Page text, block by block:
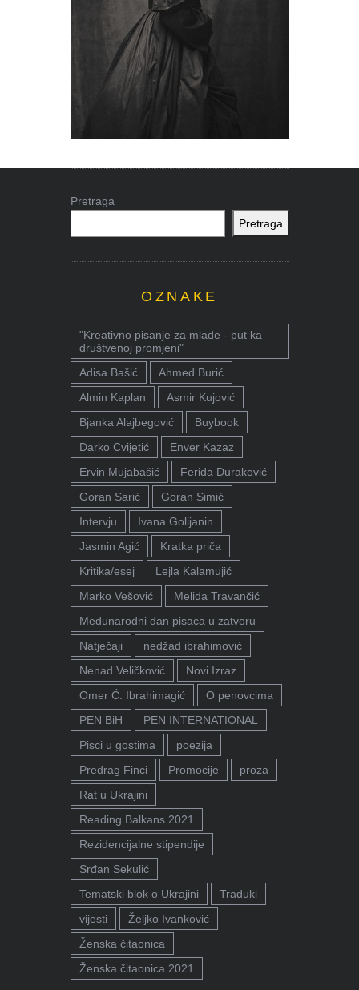
Pretraga
Pretraga
OZNAKE
"Kreativno pisanje za mlade - put ka
društvenoj promjeni"
Adisa Bašić
Ahmed Burić
Almin Kaplan
Asmir Kujović
Bjanka Alajbegović
Buybook
Darko Cvijetić
Enver Kazaz
Ervin Mujabašić
Ferida Duraković
Goran Sarić
Goran Simić
Intervju
Ivana Golijanin
Jasmin Agić
Kratka priča
Kritika/esej
Lejla Kalamujić
Marko Vešović
Melida Travančić
Međunarodni dan pisaca u zatvoru
Natječaji
nedžad ibrahimović
Nenad Veličković
Novi Izraz
Omer Ć. Ibrahimagić
O penovcima
PEN BiH
PEN INTERNATIONAL
Pisci u gostima
poezija
Predrag Finci
Promocije
proza
Rat u Ukrajini
Reading Balkans 2021
Rezidencijalne stipendije
Srđan Sekulić
Tematski blok o Ukrajini
Traduki
vijesti
Željko Ivanković
Ženska čitaonica
Ženska čitaonica 2021